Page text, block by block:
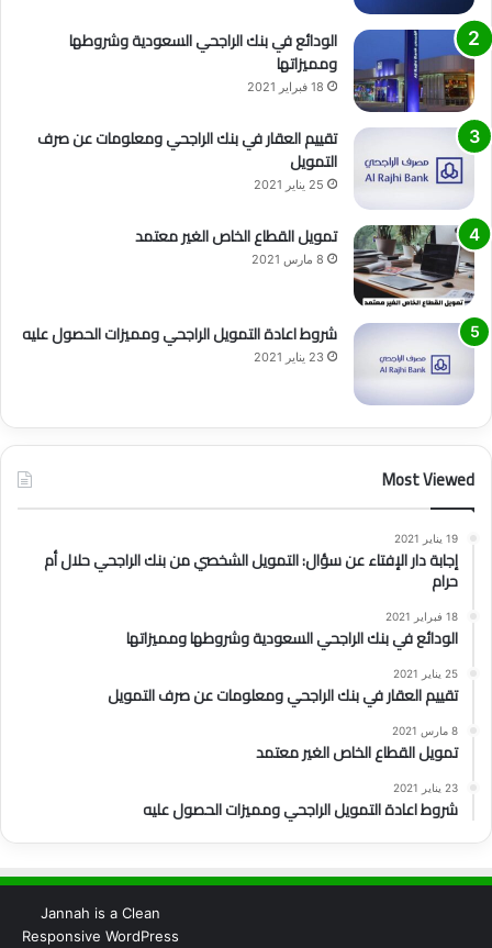
الودائع في بنك الراجحي السعودية وشروطها
ومميزاتها
18 فبراير 2021
تقييم العقار في بنك الراجحي ومعلومات عن صرف
التمويل
25 يناير 2021
تمويل القطاع الخاص الغير معتمد
8 مارس 2021
شروط اعادة التمويل الراجحي ومميزات الحصول عليه
23 يناير 2021
Most Viewed
19 يناير 2021
إجابة دار الإفتاء عن سؤال: التمويل الشخصي من بنك الراجحي حلال أم
حرام
18 فبراير 2021
الودائع في بنك الراجحي السعودية وشروطها ومميزاتها
25 يناير 2021
تقييم العقار في بنك الراجحي ومعلومات عن صرف التمويل
8 مارس 2021
تمويل القطاع الخاص الغير معتمد
23 يناير 2021
شروط اعادة التمويل الراجحي ومميزات الحصول عليه
Jannah is a Clean
Responsive WordPress